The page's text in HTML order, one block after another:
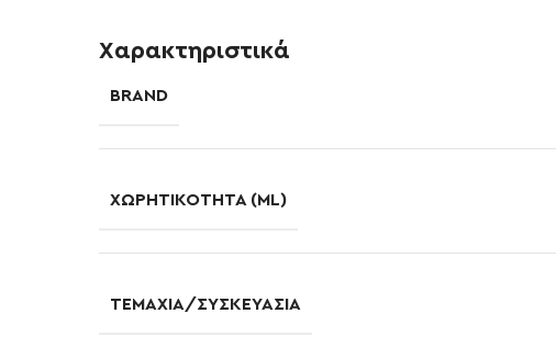
Χαρακτηριστικά
BRAND
ΧΩΡΗΤΙΚΌΤΗΤΑ (ML)
ΤΕΜΆΧΙΑ/ΣΥΣΚΕΥΑΣΊΑ